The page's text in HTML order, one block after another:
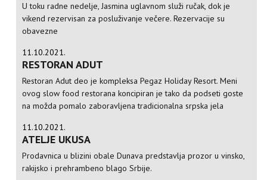
U toku radne nedelje, Jasmina uglavnom služi ručak, dok je
vikend rezervisan za posluživanje večere. Rezervacije su
obavezne
11.10.2021.
RESTORAN ADUT
Restoran Adut deo je kompleksa Pegaz Holiday Resort. Meni
ovog slow food restorana koncipiran je tako da podseti goste
na možda pomalo zaboravljena tradicionalna srpska jela
11.10.2021.
ATELJE UKUSA
Prodavnica u blizini obale Dunava predstavlja prozor u vinsko,
rakijsko i prehrambeno blago Srbije.